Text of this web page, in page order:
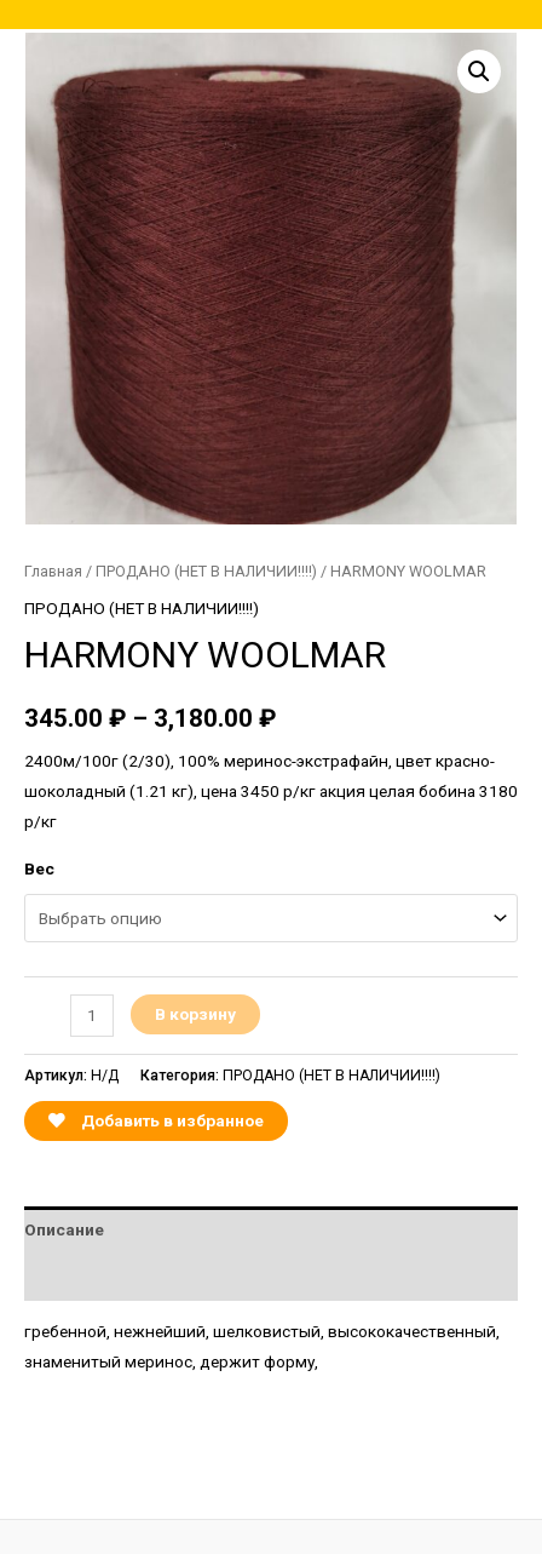
Главная / ПРОДАНО (НЕТ В НАЛИЧИИ!!!!) / HARMONY WOOLMAR
ПРОДАНО (НЕТ В НАЛИЧИИ!!!!)
HARMONY WOOLMAR
345.00 ₽ – 3,180.00 ₽
2400м/100г (2/30), 100% меринос-экстрафайн, цвет красно-
шоколадный (1.21 кг), цена 3450 р/кг акция целая бобина 3180
р/кг
Вес
В корзину
Артикул: Н/Д Категория: ПРОДАНО (НЕТ В НАЛИЧИИ!!!!)
Добавить в избранное
Описание
гребенной, нежнейший, шелковистый, высококачественный,
знаменитый меринос, держит форму,